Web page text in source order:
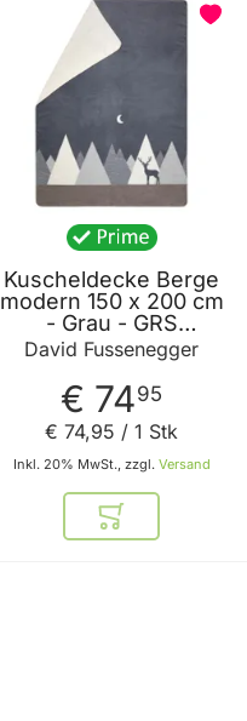
Kuscheldecke Berge
modern 150 x 200 cm
- Grau - GRS
zertifiziert - von David
Fussenegger
David Fussenegger
€ 7495
Inkl. 20% MwSt., zzgl. Versand
€ 74,95 / 1 Stk
In den